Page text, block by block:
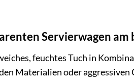
Servierwagen am
feuchtes Tuch in
Materialien oder